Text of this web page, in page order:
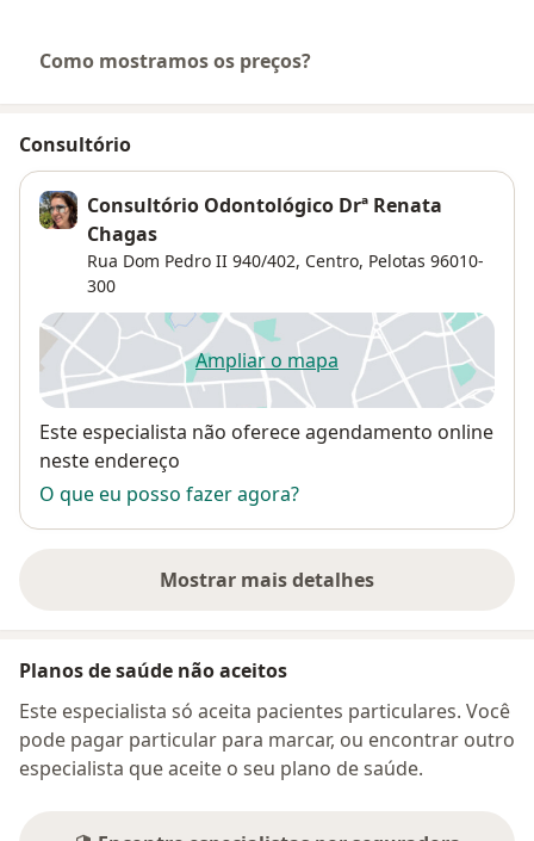
Como mostramos os preços?
Consultório
Consultório Odontológico Drª Renata
Chagas
Rua Dom Pedro II 940/402, Centro, Pelotas 96010-
300
Ampliar o mapaabre num novo separador
Disponibilidade
Este especialista não oferece agendamento online
neste endereço
O que eu posso fazer agora?
Mostrar mais detalhes
sobre o endereço
Planos de saúde não aceitos
Este especialista só aceita pacientes particulares. Você
pode pagar particular para marcar, ou encontrar outro
especialista que aceite o seu plano de saúde.